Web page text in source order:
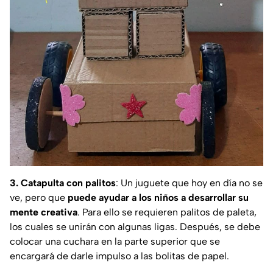
3. Catapulta con palitos: Un juguete que hoy en día no se
ve, pero que puede ayudar a los niños a desarrollar su
mente creativa. Para ello se requieren palitos de paleta,
los cuales se unirán con algunas ligas. Después, se debe
colocar una cuchara en la parte superior que se
encargará de darle impulso a las bolitas de papel.